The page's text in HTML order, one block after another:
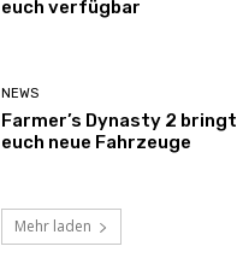
euch verfügbar
NEWS
Farmer’s Dynasty 2 bringt
euch neue Fahrzeuge
Mehr laden